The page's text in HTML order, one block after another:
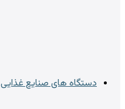
دستگاه های صنایع غذایی